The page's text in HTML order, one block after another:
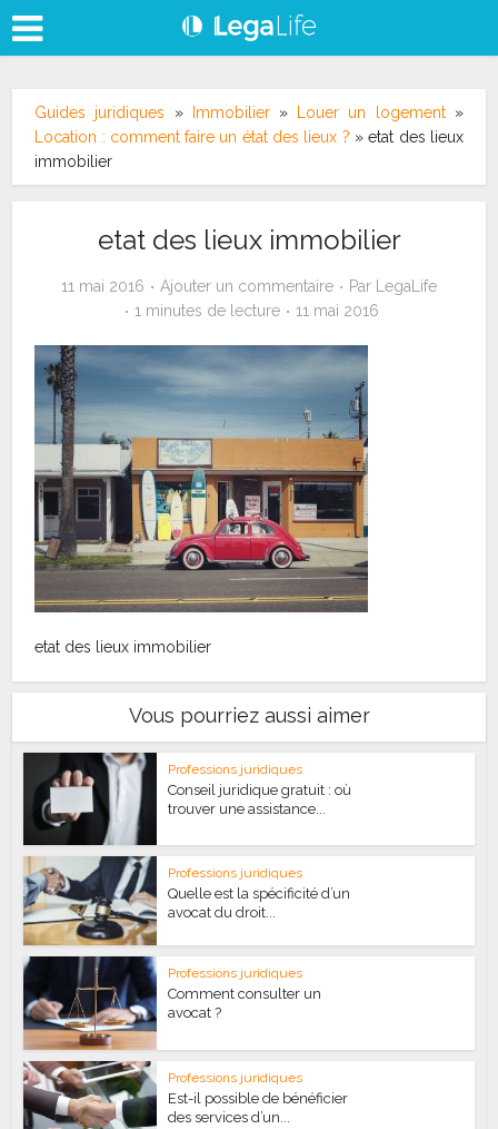
Guides juridiques » Immobilier» Louer un logement»
Location : comment faire un état des lieux ? »etat des lieux
immobilier
etat des lieux immobilier
11 mai 2016 Ajouter un commentaire Par
LegaLife
1 minutes de lecture
11 mai 2016
etat des lieux immobilier
Vous pourriez aussi aimer
Professions juridiques
Conseil juridique gratuit : où
trouver une assistance...
Professions juridiques
Quelle est la spécificité d’un
avocat du droit...
Professions juridiques
Comment consulter un
avocat ?
Professions juridiques
Est-il possible de bénéficier
des services d’un...